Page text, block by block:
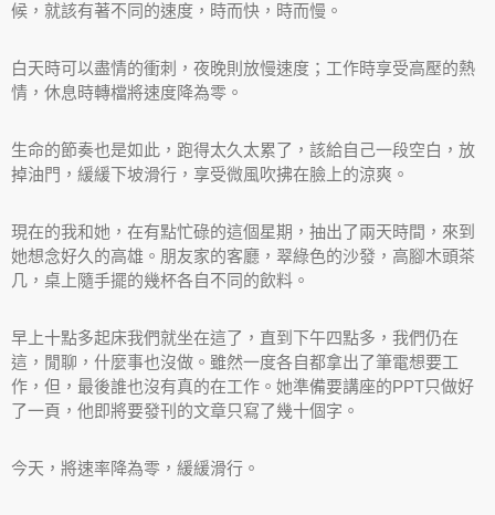
候，就該有著不同的速度，時而快，時而慢。
白天時可以盡情的衝刺，夜晚則放慢速度；工作時享受高壓的熱
情，休息時轉檔將速度降為零。
生命的節奏也是如此，跑得太久太累了，該給自己一段空白，放
掉油門，緩緩下坡滑行，享受微風吹拂在臉上的涼爽。
現在的我和她，在有點忙碌的這個星期，抽出了兩天時間，來到
她想念好久的高雄。朋友家的客廳，翠綠色的沙發，高腳木頭茶
几，桌上隨手擺的幾杯各自不同的飲料。
早上十點多起床我們就坐在這了，直到下午四點多，我們仍在
這，閒聊，什麼事也沒做。雖然一度各自都拿出了筆電想要工
作，但，最後誰也沒有真的在工作。她準備要講座的PPT只做好
了一頁，他即將要發刊的文章只寫了幾十個字。
今天，將速率降為零，緩緩滑行。